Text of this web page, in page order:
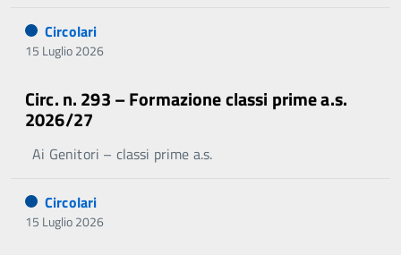
Circolari
15 Luglio 2026
Circ. n. 293 – Formazione classi prime a.s.
2026/27
Ai Genitori – classi prime a.s.
Circolari
15 Luglio 2026